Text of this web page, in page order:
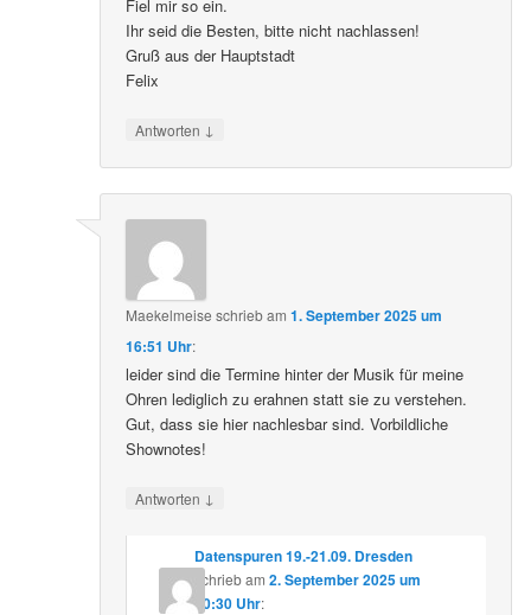
Fiel mir so ein.
Ihr seid die Besten, bitte nicht nachlassen!
Gruß aus der Hauptstadt
Felix
Antworten ↓
Maekelmeise schriebam1. September 2025 um
16:51 Uhr:
leider sind die Termine hinter der Musik für meine
Ohren lediglich zu erahnen statt sie zu verstehen.
Gut, dass sie hier nachlesbar sind. Vorbildliche
Shownotes!
Antworten ↓
Datenspuren 19.-21.09. Dresden
schriebam 2. September 2025 um
10:30 Uhr: